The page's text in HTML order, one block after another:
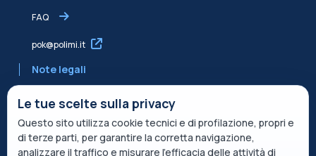
FAQ
pok@polimi.it
Note legali
Informativa condivisa Edvance per il trattamento dei dati
Termini di servizio
Le tue scelte sulla privacy
Questo sito utilizza cookie tecnici e di profilazione, propri e
di terze parti, per garantire la corretta navigazione,
analizzare il traffico e misurare l’efficacia delle attività di